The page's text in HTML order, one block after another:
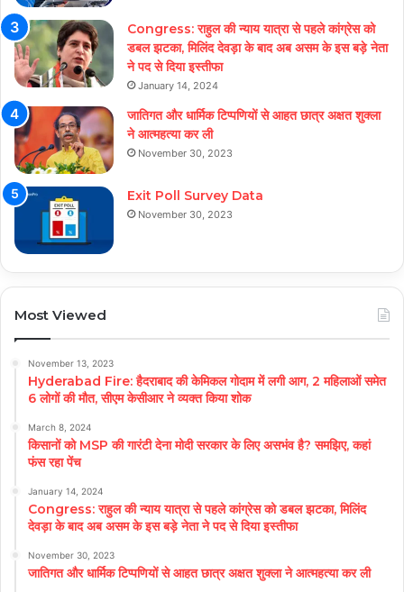
Congress: राहुल की न्याय यात्रा से पहले कांग्रेस को
डबल झटका, मिलिंद देवड़ा के बाद अब असम के इस बड़े नेता
ने पद से दिया इस्तीफा
January 14, 2024
जातिगत और धार्मिक टिप्पणियों से आहत छात्र अक्षत शुक्ला
ने आत्महत्या कर ली
November 30, 2023
Exit Poll Survey Data
November 30, 2023
Most Viewed
November 13, 2023
Hyderabad Fire: हैदराबाद की केमिकल गोदाम में लगी आग, 2 महिलाओं समेत
6 लोगों की मौत, सीएम केसीआर ने व्यक्त किया शोक
March 8, 2024
किसानों को MSP की गारंटी देना मोदी सरकार के लिए असभंव है? समझिए, कहां
फंस रहा पेंच
January 14, 2024
Congress: राहुल की न्याय यात्रा से पहले कांग्रेस को डबल झटका, मिलिंद
देवड़ा के बाद अब असम के इस बड़े नेता ने पद से दिया इस्तीफा
November 30, 2023
जातिगत और धार्मिक टिप्पणियों से आहत छात्र अक्षत शुक्ला ने आत्महत्या कर ली